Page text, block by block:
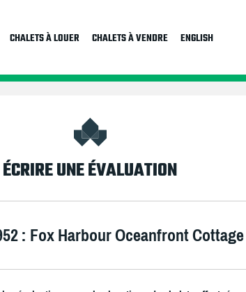
CHALETS À LOUER CHALETS À VENDRE ENGLISH
ÉCRIRE UNE ÉVALUATION
: Fox Harbour Oceanfront Cottage